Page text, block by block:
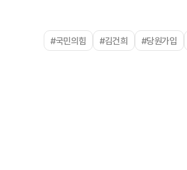
#국민의힘 #김건희 #당원가입